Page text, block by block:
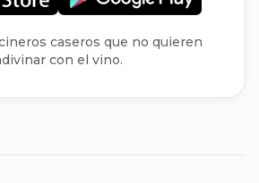
caseros que no quieren
con el vino.